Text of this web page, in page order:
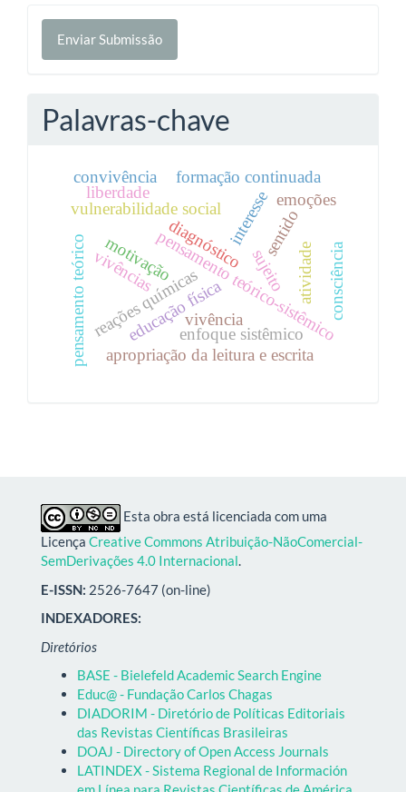
Enviar
Submissão
Enviar Submissão
Palavras-chave
pensamento teórico-sistêmico
enfoque sistêmico
diagnóstico
reações químicas
educação física
vulnerabilidade social
sujeito
motivação
interessesentido
emoções
atividade consciência
pensamento teórico
liberdade
apropriação da leitura e escrita
formação continuada
vivências
convivência
vivência
Esta obra está licenciada com uma
Licença Creative Commons Atribuição-NãoComercial-
SemDerivações 4.0 Internacional.
E-ISSN: 2526-7647 (on-line)
INDEXADORES:
Diretórios
BASE - Bielefeld Academic Search Engine
Educ@ - Fundação Carlos Chagas
DIADORIM - Diretório de Políticas Editoriais
das Revistas Científicas Brasileiras
DOAJ - Directory of Open Access Journals
LATINDEX - Sistema Regional de Información